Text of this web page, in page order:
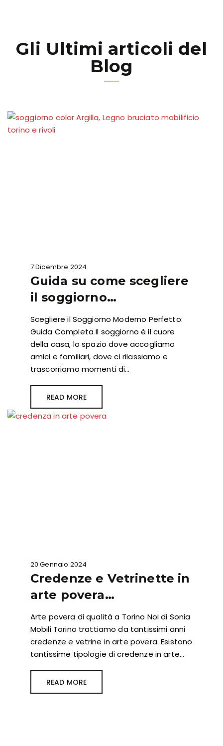
Gli Ultimi articoli del
Blog
7 Dicembre 2024
Guida su come scegliere
il soggiorno…
Scegliere il Soggiorno Moderno Perfetto:
Guida Completa Il soggiorno è il cuore
della casa, lo spazio dove accogliamo
amici e familiari, dove ci rilassiamo e
trascorriamo momenti di…
READ MORE
20 Gennaio 2024
Credenze e Vetrinette in
arte povera…
Arte povera di qualità a Torino Noi di Sonia
Mobili Torino trattiamo da tantissimi anni
credenze e vetrine in arte povera. Esistono
tantissime tipologie di credenze in arte…
READ MORE